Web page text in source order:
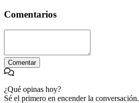
Comentarios
Comentar
¿Qué opinas hoy?
Sé el primero en encender la conversación.